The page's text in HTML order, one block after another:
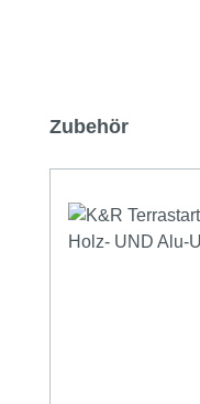
Produktgalerie
Zubehör